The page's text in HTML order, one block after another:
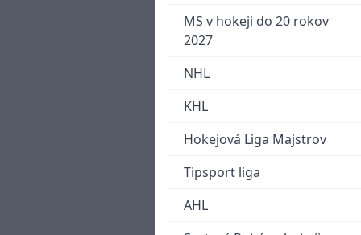
MS v hokeji do 20 rokov
2027
NHL
KHL
Hokejová Liga Majstrov
Tipsport liga
AHL